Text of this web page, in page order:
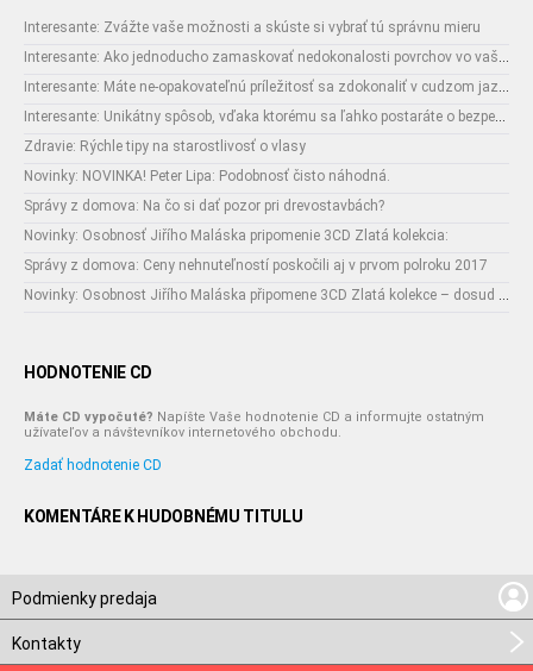
Interesante: Zvážte vaše možnosti a skúste si vybrať tú správnu mieru
Interesante: Ako jednoducho zamaskovať nedokonalosti povrchov vo vašom interiéri
Interesante: Máte ne-opakovateľnú príležitosť sa zdokonaliť v cudzom jazyku
Interesante: Unikátny spôsob, vďaka ktorému sa ľahko postaráte o bezpečnosť vašich zásielok
Zdravie: Rýchle tipy na starostlivosť o vlasy
Novinky: NOVINKA! Peter Lipa: Podobnosť čisto náhodná.
Správy z domova: Na čo si dať pozor pri drevostavbách?
Novinky: Osobnosť Jiřího Maláska pripomenie 3CD Zlatá kolekcia:
Správy z domova: Ceny nehnuteľností poskočili aj v prvom polroku 2017
Novinky: Osobnost Jiřího Maláska připomene 3CD Zlatá kolekce – dosud nejobsáhlejší soubor nahrávek legendárního umělce!
HODNOTENIE CD
Máte CD vypočuté? Napíšte Vaše hodnotenie CD a informujte ostatným
užívateľov a návštevníkov internetového obchodu.
Zadať hodnotenie CD
KOMENTÁRE K HUDOBNÉMU TITULU
Podmienky predaja
Kontakty